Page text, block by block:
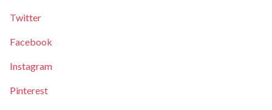
Twitter
Facebook
Instagram
Pinterest